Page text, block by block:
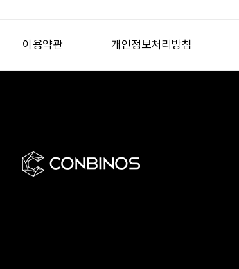
이용약관 개인정보처리방침